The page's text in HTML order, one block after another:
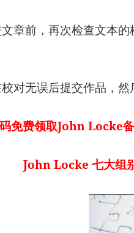
章前，再次检查文本
对无误后提交作品，然
免费领取John Locke
John Locke 七大组